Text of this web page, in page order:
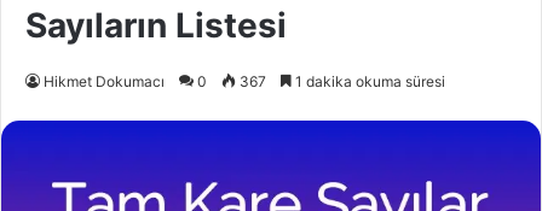
Sayıların Listesi
Hikmet Dokumacı 0 367 1 dakika okuma süresi